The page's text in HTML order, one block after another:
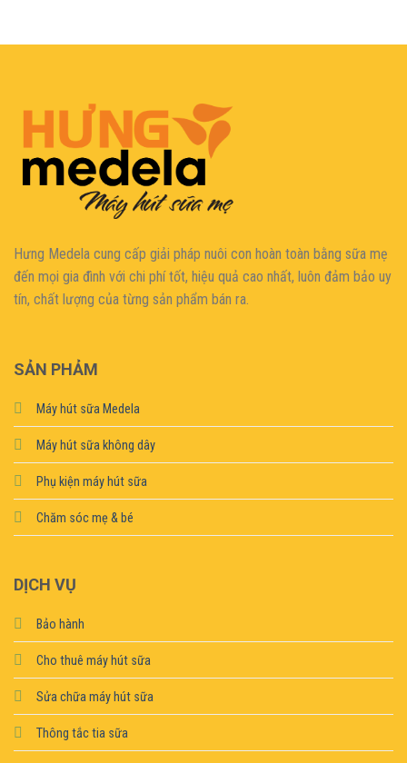
Hưng Medela cung cấp giải pháp nuôi con hoàn toàn bằng sữa mẹ
đến mọi gia đình với chi phí tốt, hiệu quả cao nhất, luôn đảm bảo uy
tín, chất lượng của từng sản phẩm bán ra.
SẢN PHẢM
Máy hút sữa Medela
Máy hút sữa không dây
Phụ kiện máy hút sữa
Chăm sóc mẹ & bé
DỊCH VỤ
Bảo hành
Cho thuê máy hút sữa
Sửa chữa máy hút sữa
Thông tắc tia sữa